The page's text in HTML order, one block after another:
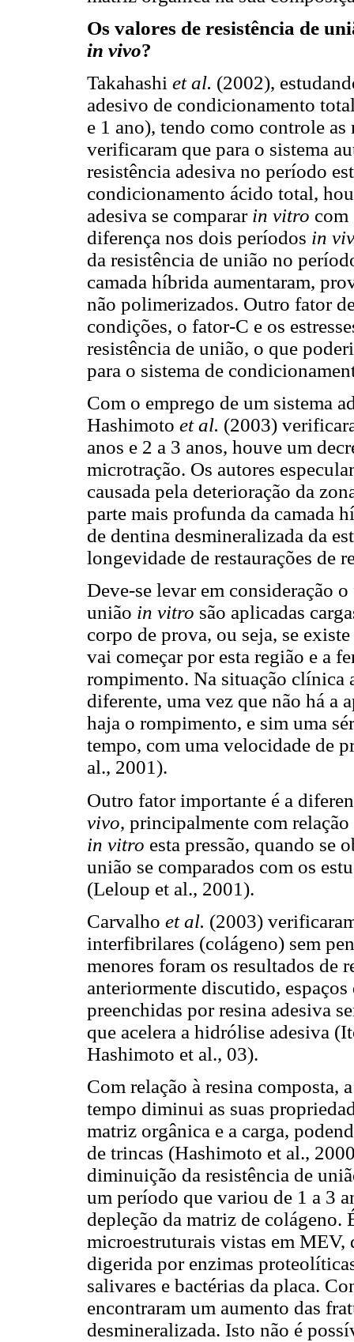
Os valores de resistência de
in vivo?
Takahashi et al. (2002),
adesivo de condicionamento
e 1 ano), tendo como controle as
verificaram que para o sistema
resistência adesiva no período
condicionamento ácido total,
adesiva se comparar in vitro
diferença nos dois períodos in
da resistência de união no
camada híbrida aumentaram,
não polimerizados. Outro fator
condições, o fator-C e os
resistência de união, o que
para o sistema de
Com o emprego de um sistema
Hashimoto et al. (2003)
anos e 2 a 3 anos, houve um
microtração. Os autores
causada pela deterioração da
parte mais profunda da camada
de dentina desmineralizada da
longevidade de restaurações de
Deve-se levar em consideração
união in vitro são aplicadas
corpo de prova, ou seja, se
vai começar por esta região e a
rompimento. Na situação clínica
diferente, uma vez que não há a
haja o rompimento, e sim uma
tempo, com uma velocidade de
al., 2001).
Outro fator importante é a
vivo, principalmente com
in vitro esta pressão, quando se
união se comparados com os
(Leloup et al., 2001).
Carvalho et al. (2003)
interfibrilares (colágeno) sem
menores foram os resultados de
anteriormente discutido,
preenchidas por resina adesiva
que acelera a hidrólise adesiva
Hashimoto et al., 03).
Com relação à resina composta,
tempo diminui as suas
matriz orgânica e a carga,
de trincas (Hashimoto et al.,
diminuição da resistência de
um período que variou de 1 a 3
depleção da matriz de colágeno.
microestruturais vistas em MEV,
digerida por enzimas
salivares e bactérias da placa.
encontraram um aumento das
desmineralizada. Isto não é